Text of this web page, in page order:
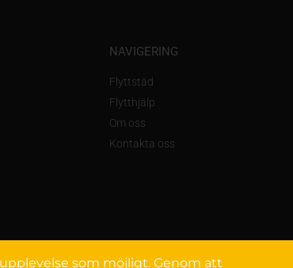
NAVIGERING
Flyttstäd
Flytthjälp
Om oss
Kontakta oss
som möjligt. Genom att